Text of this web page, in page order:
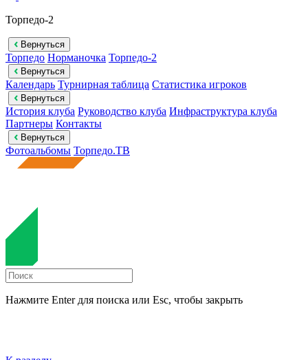
Торпедо-2
Вернуться
Торпедо Норманочка Торпедо-2
Вернуться
Календарь Турнирная таблица Статистика игроков
Вернуться
История клуба Руководство клуба Инфраструктура клуба
Партнеры Контакты
Вернуться
Фотоальбомы Торпедо.ТВ
Нажмите Enter для поиска или Esc, чтобы закрыть